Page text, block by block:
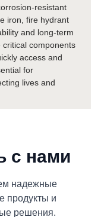
resistant
iron, fire hydrant
and long-term
components
access and
for
lives and
с нами
надежные
продукты и
решения.